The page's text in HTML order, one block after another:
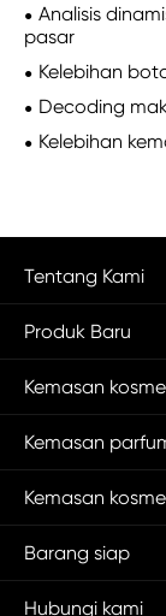
Analisis
pasar
Kelebihan
Decoding
Kelebihan
Tentang Kami
Produk Baru
Kemasan
Kemasan
Kemasan
Barang siap
Hubungi kami